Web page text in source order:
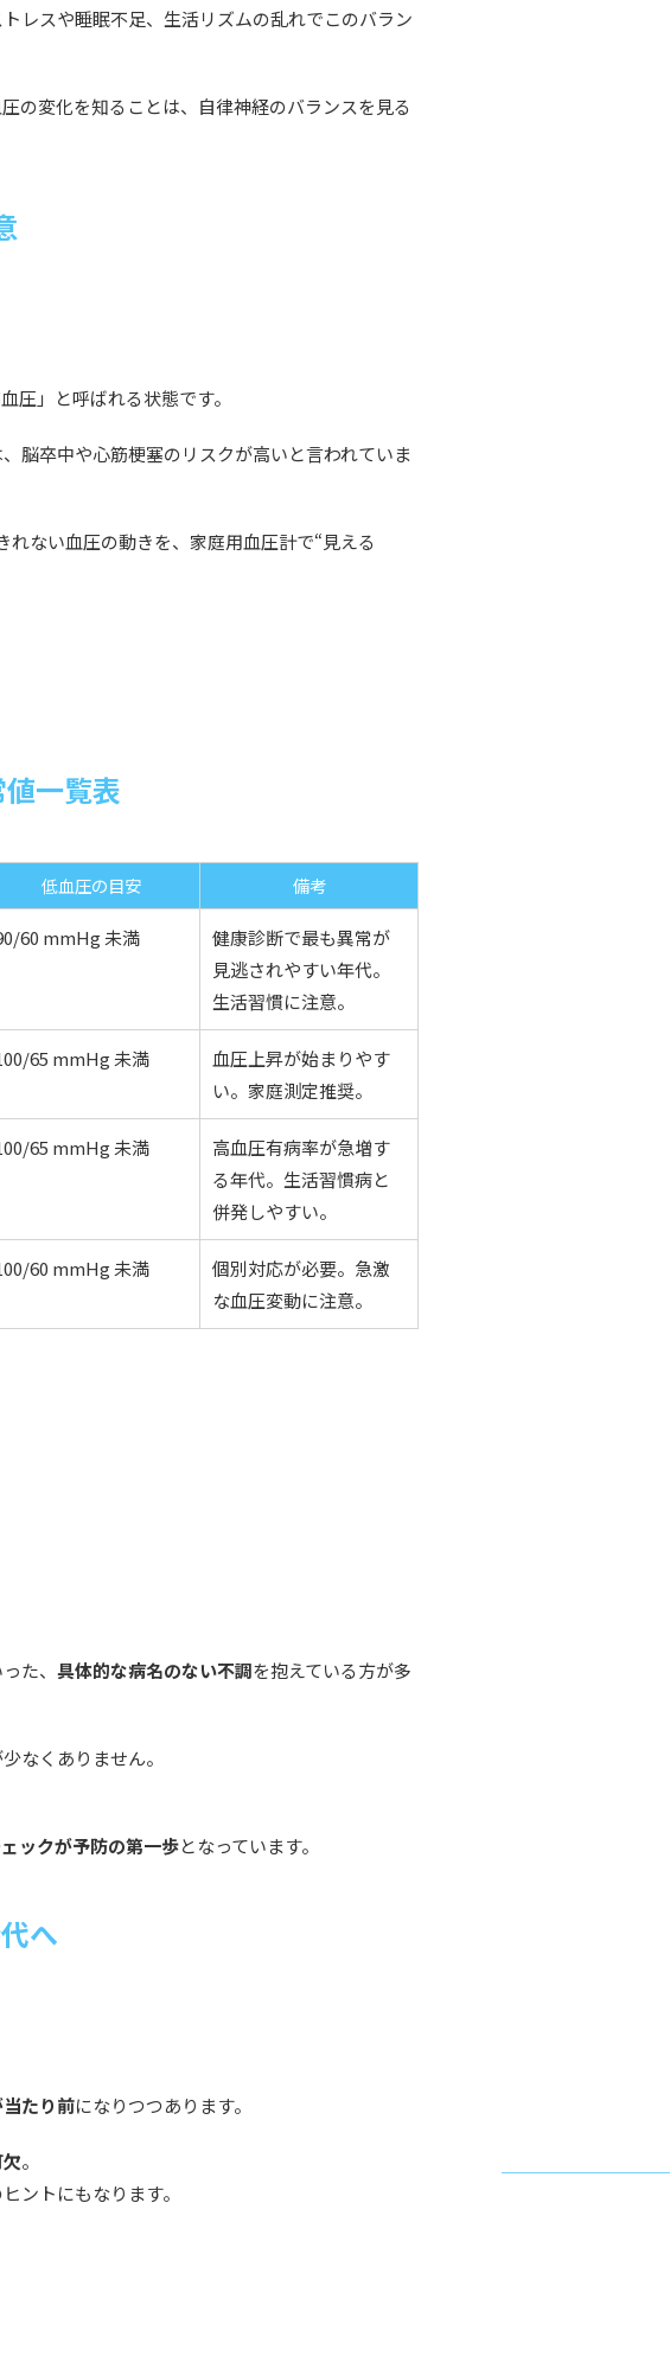
レスや睡眠不足、生活リズムの乱れでこのバラン
の変化を知ることは、自律神経のバランスを見る
圧」と呼ばれる状態です。
脳卒中や心筋梗塞のリスクが高いと言われていま
ない血圧の動きを、家庭用血圧計で“見える
一覧表
低血圧の目安 備考
60 mmHg 未満
健康診断で最も異常が
見逃されやすい年代。
生活習慣に注意。
65 mmHg 未満
血圧上昇が始まりやす
い。家庭測定推奨。
65 mmHg 未満
高血圧有病率が急増す
る年代。生活習慣病と
併発しやすい。
60 mmHg 未満
個別対応が必要。急激
な血圧変動に注意。
た、 具体的な病名のない不調を抱えている方が多
なくありません。
ックが予防の第一歩となっています。
へ
たり前になりつつあります。
。
ントにもなります。